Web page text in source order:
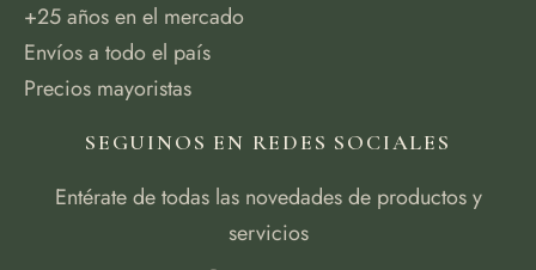
+25 años en el mercado
Envíos a todo el país
Precios mayoristas
SEGUINOS EN REDES SOCIALES
Entérate de todas las novedades de productos y
servicios